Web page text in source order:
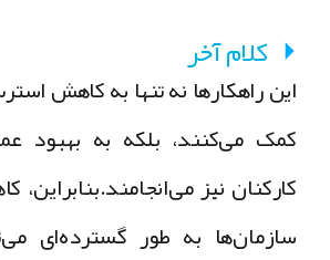
کلام آخر
این راهکارها نه تنها به کاهش
کمک می‌کنند، بلکه به بهبود
کارکنان نیز می‌انجامند.بنابراین،
سازمان‌ها به طور گسترده‌ای